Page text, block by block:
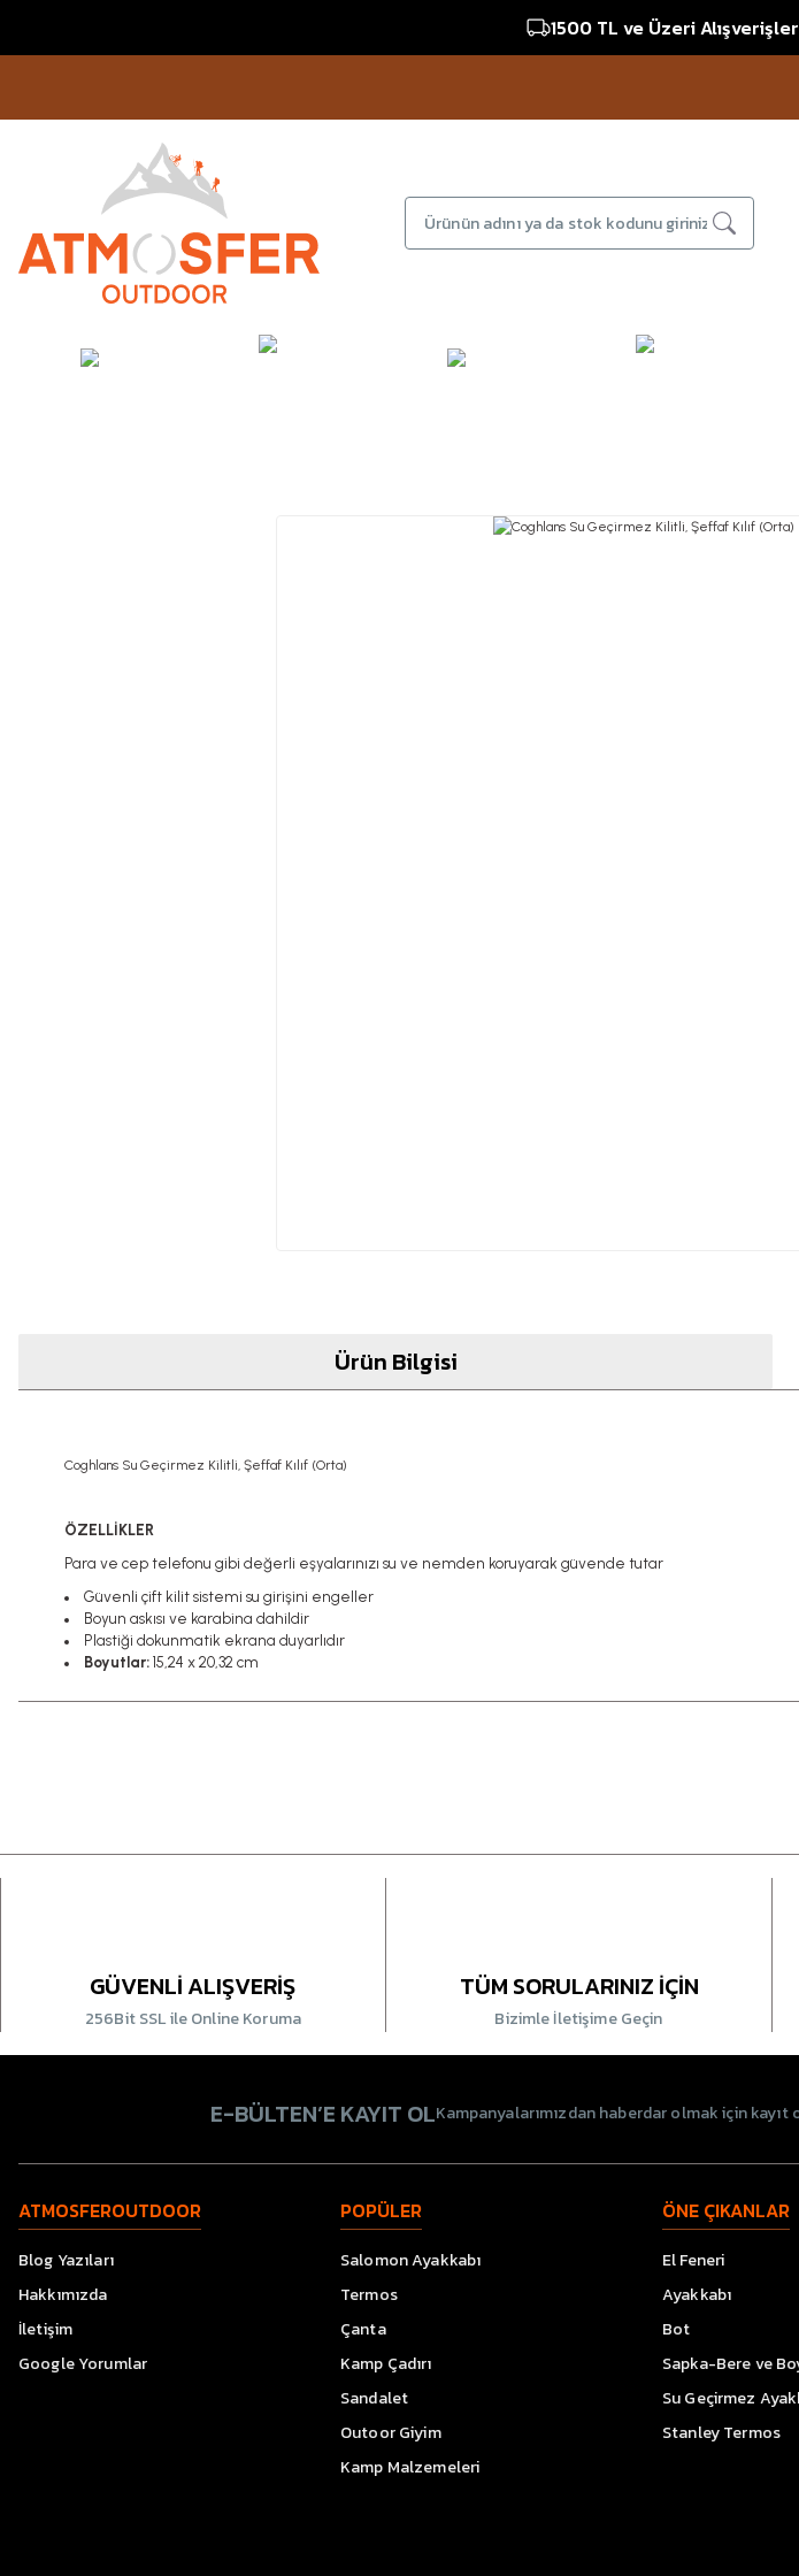
1500 TL ve Üzeri
Ürün Bilgisi
Coghlans Su Geçirmez Kilitli, Şeffaf Kılıf (Orta)
ÖZELLİKLER
Para ve cep telefonu gibi değerli eşyalarınızı su ve nemden koruyarak güvende tutar
Güvenli çift kilit sistemi su girişini engeller
Boyun askısı ve karabina dahildir
Plastiği dokunmatik ekrana duyarlıdır
Boyutlar:15,24 x 20,32 cm
GÜVENLİ ALIŞVERİŞ
256Bit SSL ile Online Koruma
TÜM SORULARINIZ İÇİN
Bizimle İletişime Geçin
E-BÜLTEN’E KAYIT OLKampanyalarımızdan haberdar olmak için kayıt
ATMOSFEROUTDOOR
Blog Yazıları
Hakkımızda
İletişim
Google Yorumlar
POPÜLER
Salomon Ayakkabı
Termos
Çanta
Kamp Çadırı
Sandalet
Outoor Giyim
Kamp Malzemeleri
ÖNE ÇIKANLAR
El Feneri
Ayakkabı
Bot
Sapka-Bere ve
Su Geçirmez
Stanley Termos